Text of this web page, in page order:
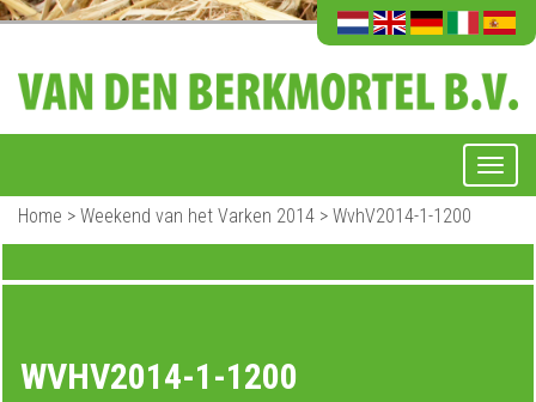
Home > Weekend van het Varken 2014 > WvhV2014-1-1200
WVHV2014-1-1200